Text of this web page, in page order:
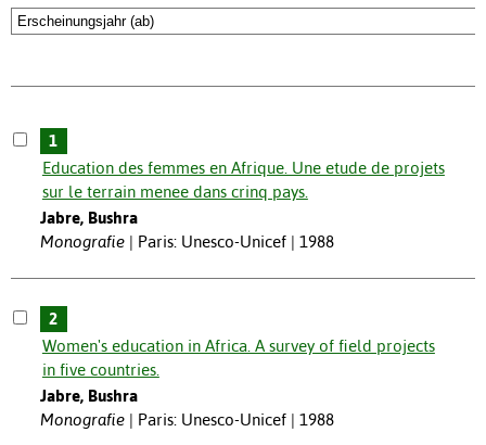
1
Education des femmes en Afrique. Une etude de projets
sur le terrain menee dans crinq pays.
Jabre, Bushra
Monografie
Paris: Unesco-Unicef | 1988
2
Women's education in Africa. A survey of field projects
in five countries.
Jabre, Bushra
Monografie
Paris: Unesco-Unicef | 1988